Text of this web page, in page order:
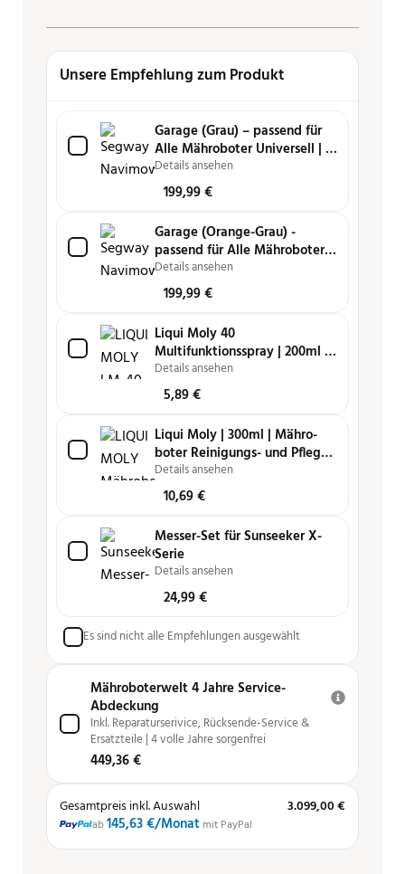
Unsere Empfehlung zum Produkt
Garage (Grau) – passend für
Alle Mähroboter Universell | i,
H und X-Serie
Details ansehen
199,99€
Garage (Orange-Grau) -
passend für Alle Mähroboter
Universell - i, H und X3-Serie
Details ansehen
199,99€
Liqui Moly 40
Multifunktionsspray | 200ml |
Schmiert, reinigt, löst, schützt
und pflegt
Details ansehen
5,89€
Liqui Moly | 300ml | Mähro­
boter Reini­gungs- und Pfle­ge­
spray
Details ansehen
10,69€
Messer-Set für Sunseeker X-
Serie
Details ansehen
24,99€
Es sind nicht alle Empfehlungen ausgewählt
Mähroboterwelt 4 Jahre Service-
Abdeckung
Inkl. Reparaturserivice, Rücksende-Service &
Ersatzteile | 4 volle Jahre sorgenfrei
449,36 €
Gesamtpreis inkl. Auswahl
ab145,63 €/Monat mit PayPal
3.099,00 €